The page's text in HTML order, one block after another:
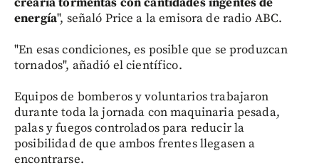
energía", señaló Price a la emisora de radio ABC.
"En esas condiciones, es posible que se produzcan
tornados", añadió el científico.
Equipos de bomberos y voluntarios trabajaron
durante toda la jornada con maquinaria pesada,
palas y fuegos controlados para reducir la
posibilidad de que ambos frentes llegasen a
encontrarse.